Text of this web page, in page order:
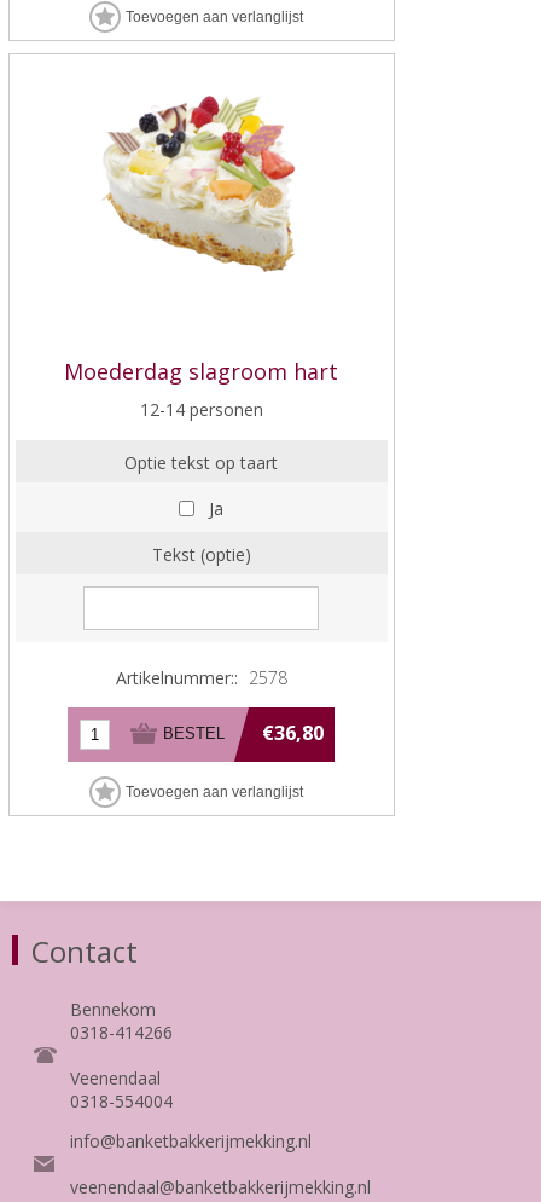
Moederdag slagroom hart
12-14 personen
Optie tekst op taart
Ja
Tekst (optie)
Artikelnummer:: 2578
€36,80
Contact
Bennekom
0318-414266
Veenendaal
0318-554004
info@banketbakkerijmekking.nl
veenendaal@banketbakkerijmekking.nl